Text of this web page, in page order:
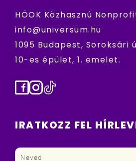
HÖOK Közhasznú
info@universum.hu
1095 Budapest, Soroksári
10-es épület, 1. emelet.
Facebook
Instagram
TikTok
IRATKOZZ FEL